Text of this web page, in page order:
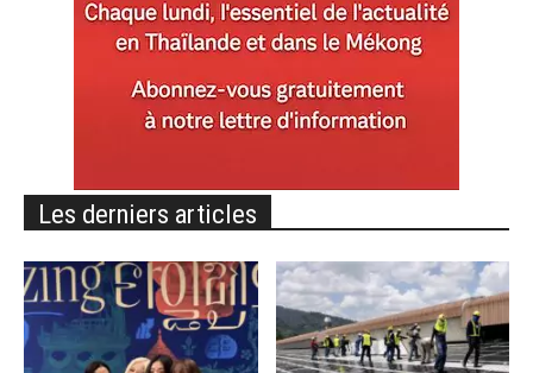
Les derniers articles